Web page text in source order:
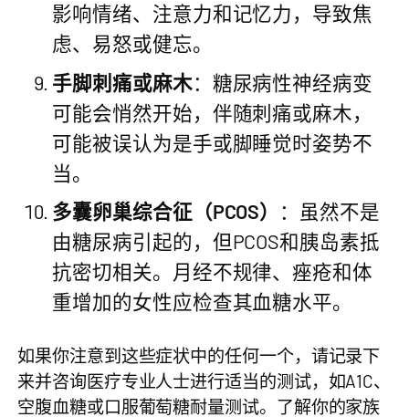
影响情绪、注意力和记忆力，导致焦
虑、易怒或健忘。
手脚刺痛或麻木：糖尿病性神经病变
可能会悄然开始，伴随刺痛或麻木，
可能被误认为是手或脚睡觉时姿势不
当。
多囊卵巢综合征（PCOS）
：虽然不是
由糖尿病引起的，但PCOS和胰岛素抵
抗密切相关。月经不规律、痤疮和体
重增加的女性应检查其血糖水平。
如果你注意到这些症状中的任何一个，请记录下
来并咨询医疗专业人士进行适当的测试，如A1C、
空腹血糖或口服葡萄糖耐量测试。了解你的家族